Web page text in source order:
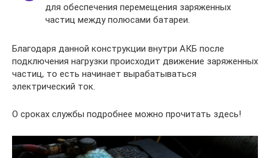
для обеспечения перемещения заряженных
частиц между полюсами батареи.
Благодаря данной конструкции внутри АКБ после
подключения нагрузки происходит движение заряженных
частиц, то есть начинает вырабатываться
электрический ток.
О сроках службы подробнее можно прочитать здесь!